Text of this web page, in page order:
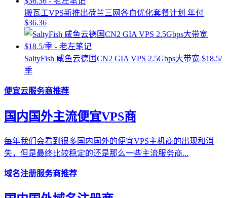
搬瓦工VPS新推出荷兰三网各自优化套餐计划 年付
$36.36
SaltyFish 咸鱼云德国CN2 GIA VPS 2.5Gbps大带宽 $18.5/
季
便宜云服务商推荐
国内国外主流便宜VPS商
每年我们会看到很多国内国外的便宜VPS主机商的出现和消
失，但是最终比较稳定的还是那么一些主流服务商...
域名注册服务商推荐